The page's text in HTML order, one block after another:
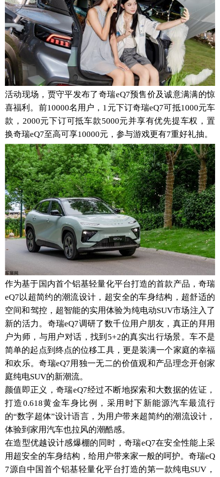
活动现场，贾守平发布了奇瑞eQ7预售价及诚意满满的惊
喜福利。前10000名用户，1元下订奇瑞eQ7可抵1000元车
款，2000元下订可抵车款5000元并享有优先提车权，置
换奇瑞eQ7至高可享10000元，参与游戏更有7重好礼抽。
作为基于国内首个铝基轻量化平台打造的首款产品，奇瑞
eQ7以超简约的潮流设计，超安全的车身结构，超舒适的
空间和驾控，超智能的实用体验为纯电动SUV市场注入了
新的活力。奇瑞eQ7调研了数千位用户朋友，真正的拜用
户为师，与用户对话，找到5+2的真实出行场景。车不是
简单的起点到终点的位移工具，更是装满一个家庭的幸福
和欢乐。奇瑞eQ7用独一无二的价值观和产品理念开创家
庭纯电SUV的新潮流。
颜值即正义，奇瑞eQ7经过不断地探索和大数据的佐证，
打造0.618黄金车身比例，采用时下新能源汽车最流行
的“数字超体”设计语言，为用户带来超简约的潮流设计，
体验到家用汽车也拉风的潮酷感。
在造型优越设计感爆棚的同时，奇瑞eQ7在安全性能上采
用超安全的车身结构，给用户带来家一般的呵护。奇瑞eQ
7源自中国首个铝基轻量化平台打造的第一款纯电SUV，